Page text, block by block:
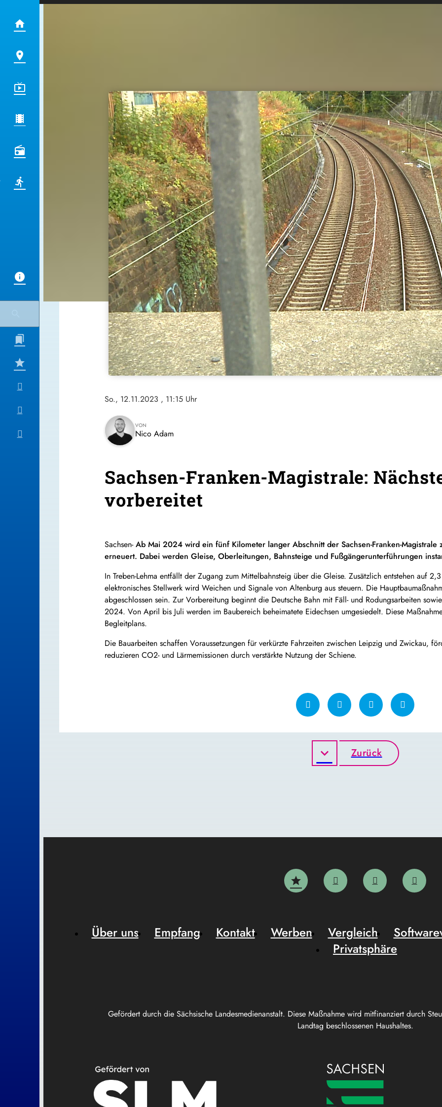
So., 12.11.2023 , 11:15 Uhr
VON
Nico Adam
Sachsen-Franken-Magistrale:
vorbereitet
Sachsen-Ab Mai 2024 wird ein fünf Kilometer langer Abschnitt der Sachsen-Franken-Magistrale
erneuert. Dabei werden Gleise, Oberleitungen, Bahnsteige und Fußgängerunterführungen
In Treben-Lehma entfällt der Zugang zum Mittelbahnsteig über die Gleise. Zusätzlich entstehen auf
elektronisches Stellwerk wird Weichen und Signale von Altenburg aus steuern. Die
abgeschlossen sein. Zur Vorbereitung beginnt die Deutsche Bahn mit Fäll- und Rodungsarbeiten
2024. Von April bis Juli werden im Baubereich beheimatete Eidechsen umgesiedelt. Diese
Begleitplans.
Die Bauarbeiten schaffen Voraussetzungen für verkürzte Fahrzeiten zwischen Leipzig und Zwickau,
reduzieren CO2- und Lärmemissionen durch verstärkte Nutzung der Schiene.
Zurück
Gefördert durch die Sächsische Landesmedienanstalt. Diese Maßnahme wird mitfinanziert durch
Landtag beschlossenen Haushaltes.
Über uns Empfang Kontakt Werben Vergleich
Privatsphäre